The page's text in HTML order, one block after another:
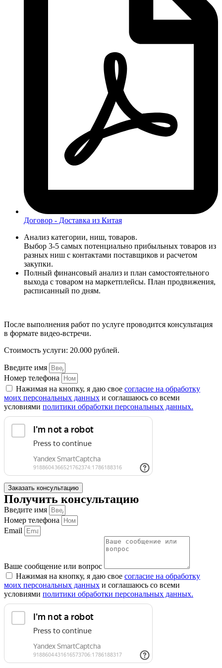
Договор - Доставка из Китая
Анализ категории, ниш, товаров.
Выбор 3-5 самых потенциально прибыльных товаров из
разных ниш с контактами поставщиков и расчетом
закупки.
Полный финансовый анализ и план самостоятельного
выхода с товаром на маркетплейсы. План продвижения,
расписанный по дням.
После выполнения работ по услуге проводится консультация
в формате видео-встречи.
Стоимость услуги: 20.000 рублей.
Введите имя
Номер телефона
Нажимая на кнопку, я даю свое согласие на обработку
моих персональных данных и соглашаюсь со всеми
условиями политики обработки персональных данных.
Заказать консультацию
Получить консультацию
Введите имя
Номер телефона
Email
Ваше сообщение или вопрос
Нажимая на кнопку, я даю свое согласие на обработку
моих персональных данных и соглашаюсь со всеми
условиями политики обработки персональных данных.